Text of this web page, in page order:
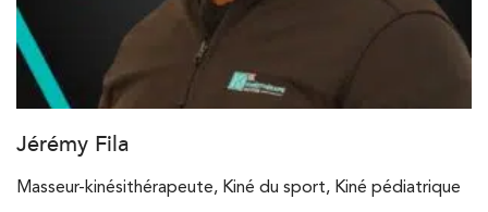
Jérémy Fila
Masseur-kinésithérapeute, Kiné du sport, Kiné pédiatrique